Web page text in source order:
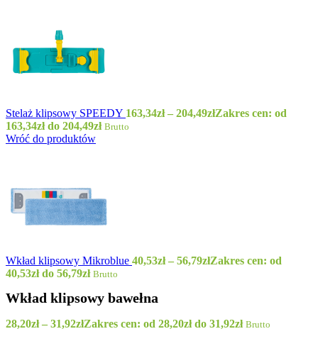
Stelaż klipsowy SPEEDY 163,34zł – 204,49złZakres cen: od
163,34zł do 204,49zł Brutto
Wróć do produktów
Wkład klipsowy Mikroblue 40,53zł – 56,79złZakres cen: od
40,53zł do 56,79zł Brutto
Wkład klipsowy bawełna
28,20zł – 31,92złZakres cen: od 28,20zł do 31,92zł Brutto